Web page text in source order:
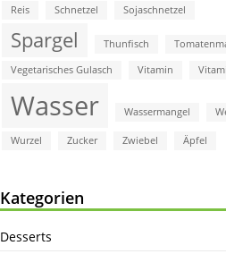
Reis
Schnetzel Sojaschnetzel
Spargel Thunfisch
Vegetarisches Gulasch Vitamin
Wasser Wassermangel
Wurzel Zucker Zwiebel Äpfel
Kategorien
Desserts